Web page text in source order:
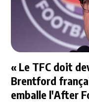
« Le TFC doit
Brentford
emballe l'After